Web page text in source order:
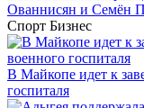
Ованнисян и Семён
Спорт Бизнес
В Майкопе идет к
госпиталя